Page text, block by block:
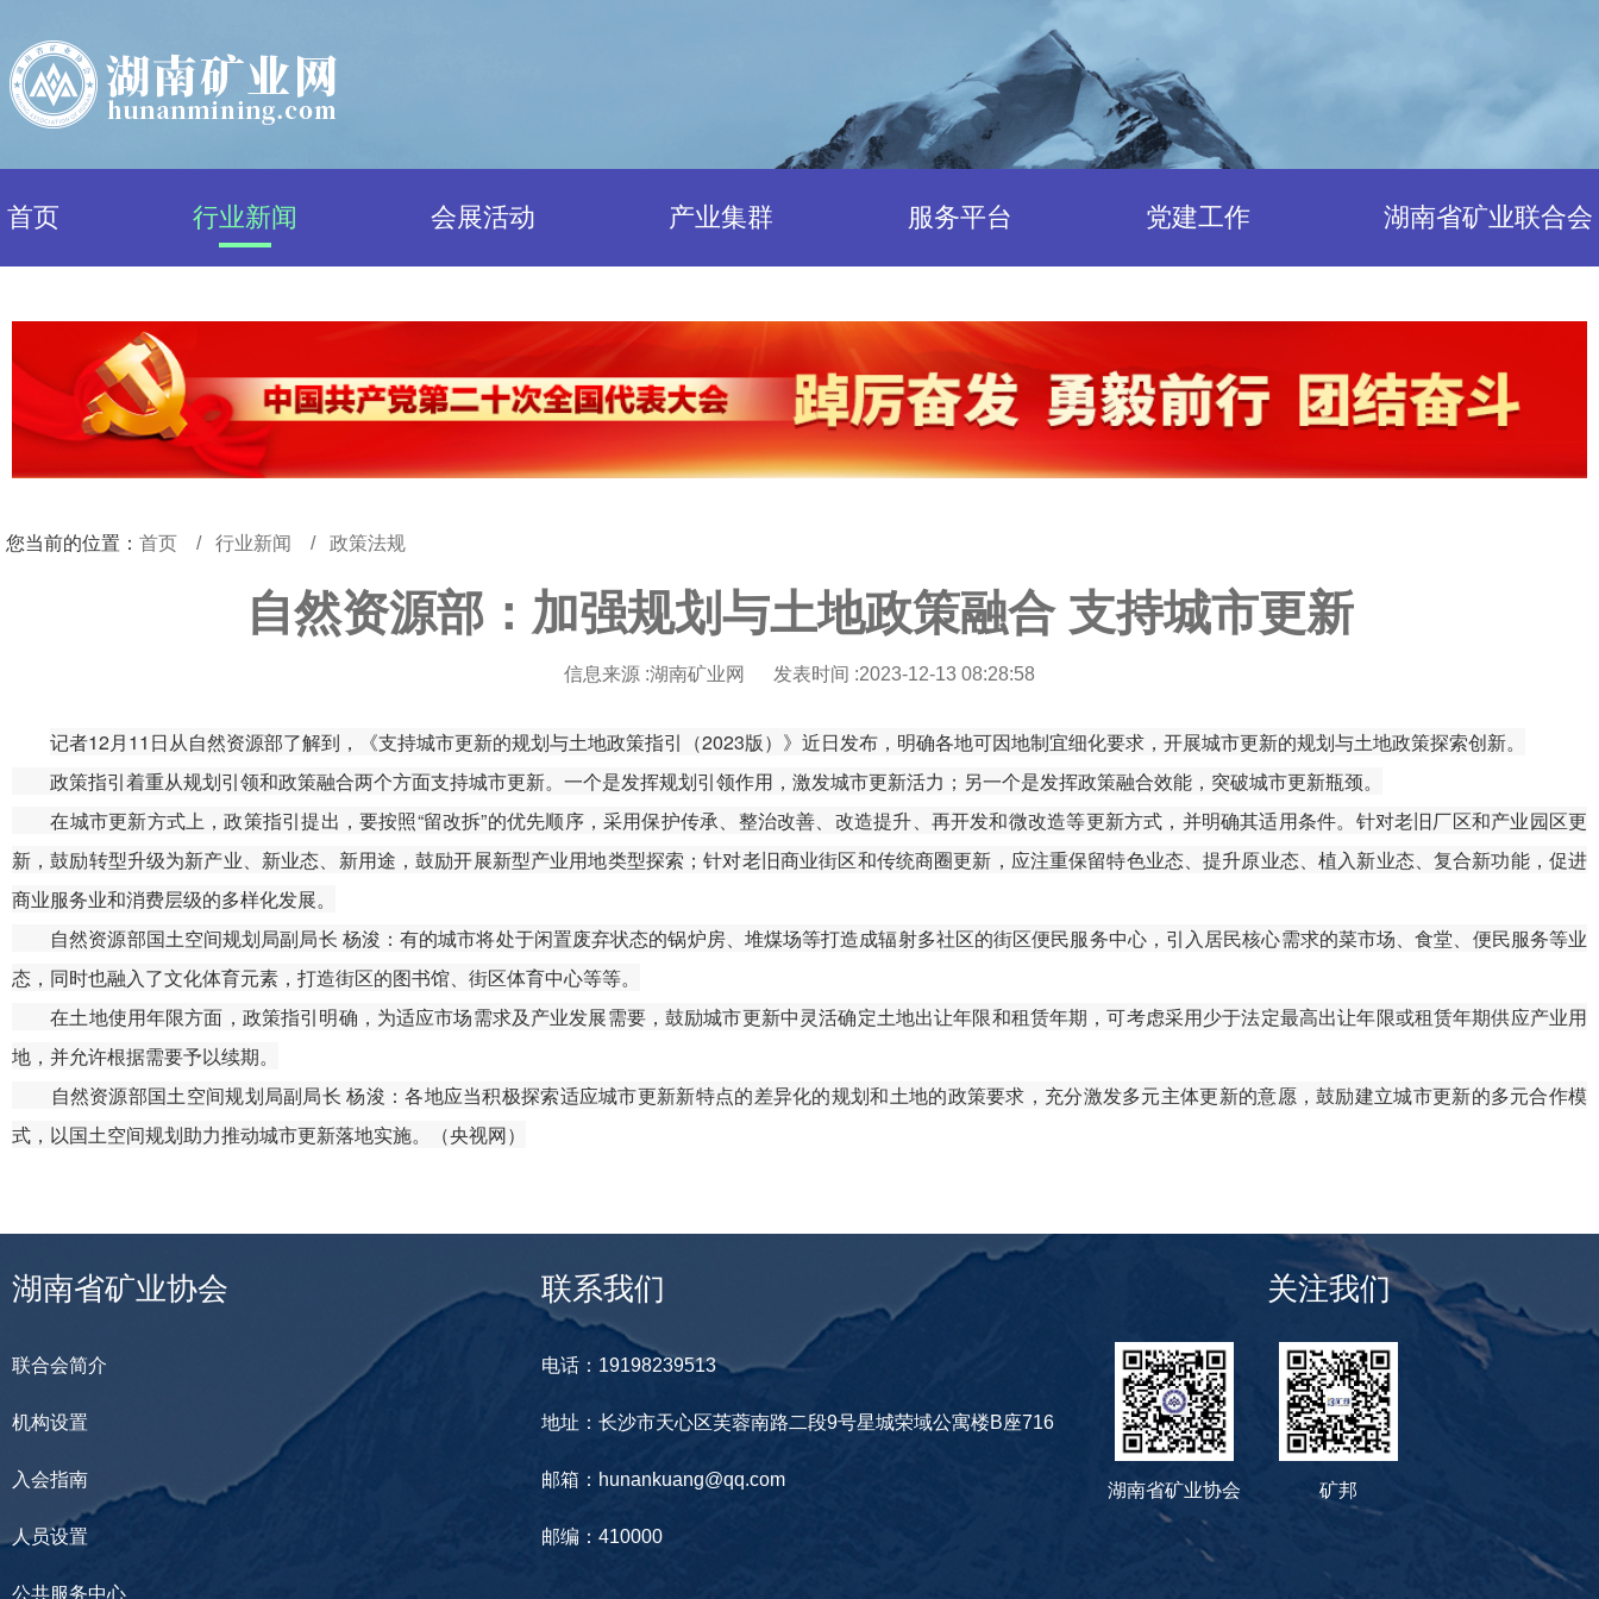
首页 行业新闻
综合新闻
政策法规
会展活动 产业集群
科技创新
产业孵化
标准化
服务平台
咨询服务中心
系统解决方案中心
国际交流合作中心
党建工作 湖南省矿业联合会
机构设置
您当前的位置： 首页 行业新闻 政策法规
自然资源部：加强规划与土地政策融合 支持城市更新
信息来源 :湖南矿业网 发表时间 :2023-12-13 08:28:58
记者12月11日从自然资源部了解到，《支持城市更新的规划与土地政策指引（2023版）》近日发布，明确各地可因地制宜细化要求，开展城市更新的规划与土地政策探索创新。
政策指引着重从规划引领和政策融合两个方面支持城市更新。一个是发挥规划引领作用，激发城市更新活力；另一个是发挥政策融合效能，突破城市更新瓶颈。
在城市更新方式上，政策指引提出，要按照“留改拆”的优先顺序，采用保护传承、整治改善、改造提升、再开发和微改造等更新方式，并明确其适用条件。针对老旧厂区和产业园区更
新，鼓励转型升级为新产业、新业态、新用途，鼓励开展新型产业用地类型探索；针对老旧商业街区和传统商圈更新，应注重保留特色业态、提升原业态、植入新业态、复合新功能，促进
商业服务业和消费层级的多样化发展。
自然资源部国土空间规划局副局长 杨浚：有的城市将处于闲置废弃状态的锅炉房、堆煤场等打造成辐射多社区的街区便民服务中心，引入居民核心需求的菜市场、食堂、便民服务等业
态，同时也融入了文化体育元素，打造街区的图书馆、街区体育中心等等。
在土地使用年限方面，政策指引明确，为适应市场需求及产业发展需要，鼓励城市更新中灵活确定土地出让年限和租赁年期，可考虑采用少于法定最高出让年限或租赁年期供应产业用
地，并允许根据需要予以续期。
自然资源部国土空间规划局副局长 杨浚：各地应当积极探索适应城市更新新特点的差异化的规划和土地的政策要求，充分激发多元主体更新的意愿，鼓励建立城市更新的多元合作模
式，以国土空间规划助力推动城市更新落地实施。（央视网）
湖南省矿业协会
联合会简介
机构设置
入会指南
人员设置
公共服务中心
联系我们
电话：19198239513
地址：长沙市天心区芙蓉南路二段9号星城荣域公寓楼B座716
邮箱：hunankuang@qq.com
邮编：410000
关注我们
湖南省矿业协会 矿邦